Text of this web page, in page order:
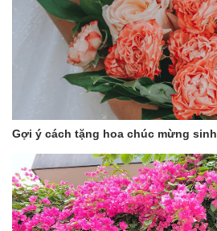
Gợi ý cách tặng hoa chúc mừng